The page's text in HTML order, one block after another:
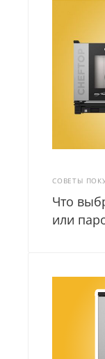
СОВЕТЫ
Что
или